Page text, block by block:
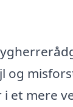
et mere